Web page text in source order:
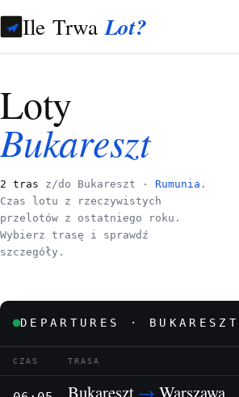
Ile TrwaLot?
Loty
Bukareszt
2 tras z/do Bukareszt · Rumunia .
Czas lotu z rzeczywistych
przelotów z ostatniego roku.
Wybierz trasę i sprawdź
szczegóły.
DEPARTURES · BUKARESZT
CZAS TRASA
Bukareszt → Warszawa